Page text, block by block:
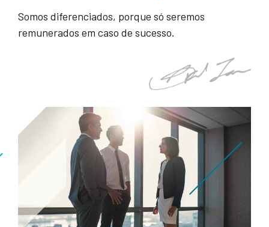
Somos diferenciados, porque só seremos
remunerados em caso de sucesso.